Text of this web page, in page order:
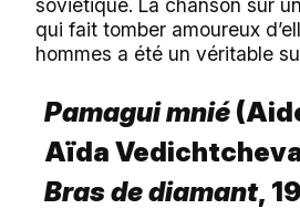
soviétique. La chanson sur
qui fait tomber amoureux
hommes a été un véritable
Pamagui mnié
Aïda
Bras de diamant,